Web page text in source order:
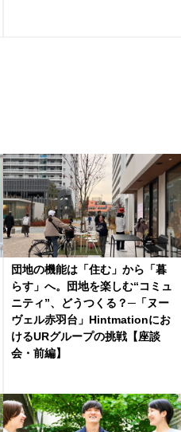
団地の機能は「住む」から「暮
らす」へ。団地を楽しむ“コミュ
ニティ”、どうつくる？─「ヌー
ヴェル赤羽台」Hintmationにお
けるURグループの挑戦【座談
会・前編】